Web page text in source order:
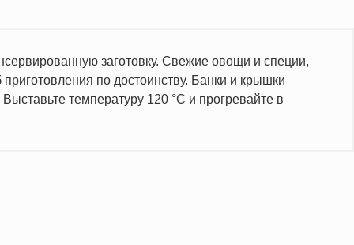
заготовку. Свежие овощи и специи,
по достоинству. Банки и крышки
температуру 120 °C и прогревайте в